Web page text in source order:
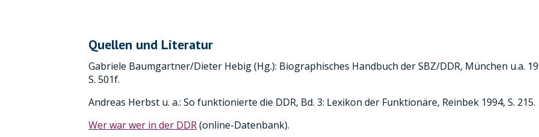
Quellen und Literatur
Gabriele Baumgartner/Dieter Hebig (Hg.): Biographisches Handbuch der SBZ/DDR, München u.a.
S. 501f.
Andreas Herbst u. a.: So funktionierte die DDR, Bd. 3: Lexikon der Funktionäre, Reinbek 1994, S. 215.
Wer war wer in der DDR(online-Datenbank).